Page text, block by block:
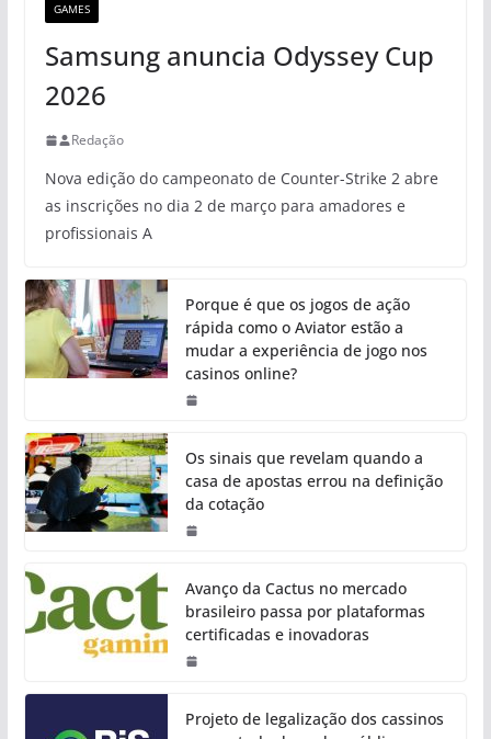
GAMES
Samsung anuncia Odyssey Cup
2026
Redação
Nova edição do campeonato de Counter-Strike 2 abre
as inscrições no dia 2 de março para amadores e
profissionais A
Porque é que os jogos de ação
rápida como o Aviator estão a
mudar a experiência de jogo nos
casinos online?
Os sinais que revelam quando a
casa de apostas errou na definição
da cotação
Avanço da Cactus no mercado
brasileiro passa por plataformas
certificadas e inovadoras
Projeto de legalização dos cassinos